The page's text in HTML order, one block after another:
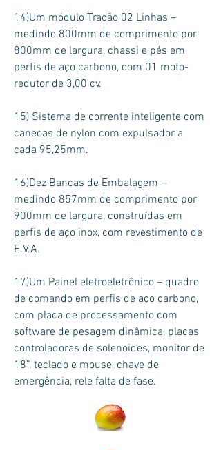
14)Um módulo Tração 02 Linhas –
medindo 800mm de comprimento por
800mm de largura, chassi e pés em
perfis de aço carbono, com 01 moto-
redutor de 3,00 cv.
15) Sistema de corrente inteligente com
canecas de nylon com expulsador a
cada 95,25mm.
16)Dez Bancas de Embalagem –
medindo 857mm de comprimento por
900mm de largura, construídas em
perfis de aço inox, com revestimento de
E.V.A.
17)Um Painel eletroeletrônico – quadro
de comando em perfis de aço carbono,
com placa de processamento com
software de pesagem dinâmica, placas
controladoras de solenoides, monitor de
18”, teclado e mouse, chave de
emergência, rele falta de fase.